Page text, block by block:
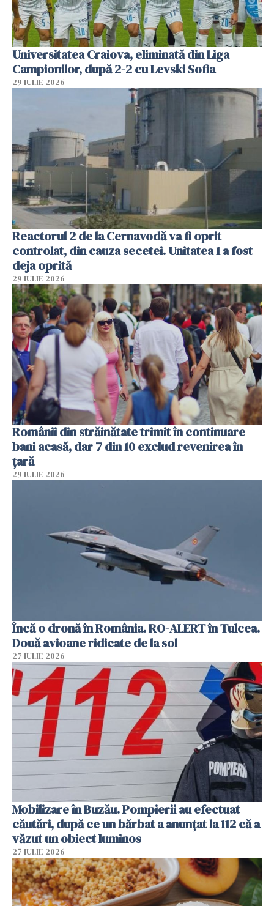
Universitatea Craiova, eliminată din Liga
Campionilor, după 2-2 cu Levski Sofia
29 IULIE 2026
Reactorul 2 de la Cernavodă va fi oprit
controlat, din cauza secetei. Unitatea 1 a fost
deja oprită
29 IULIE 2026
Românii din străinătate trimit în continuare
bani acasă, dar 7 din 10 exclud revenirea în
țară
29 IULIE 2026
Încă o dronă în România. RO-ALERT în Tulcea.
Două avioane ridicate de la sol
27 IULIE 2026
Mobilizare în Buzău. Pompierii au efectuat
căutări, după ce un bărbat a anunțat la 112 că a
văzut un obiect luminos
27 IULIE 2026